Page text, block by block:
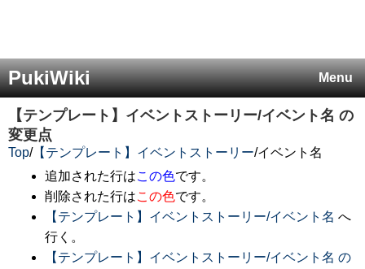
Menu
PukiWiki
【テンプレート】イベントストーリー/イベント名 の
変更点
Top/【テンプレート】イベントストーリー/イベント名
追加された行はこの色です。
削除された行はこの色です。
【テンプレート】イベントストーリー/イベント名 へ
行く。
【テンプレート】イベントストーリー/イベント名 の